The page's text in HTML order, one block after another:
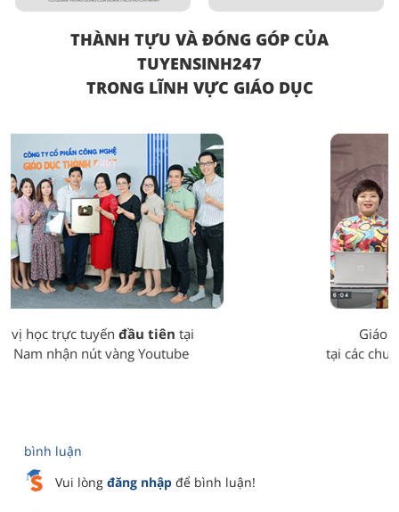
THÀNH TỰU VÀ ĐÓNG GÓP CỦA
TUYENSINH247
TRONG LĨNH VỰC GIÁO DỤC
Giáo viên giỏi - Tham gia giảng dạy
tại các chương trình giáo dục trên truyền hình
bình luận
Vui lòng đăng nhập để bình luận!